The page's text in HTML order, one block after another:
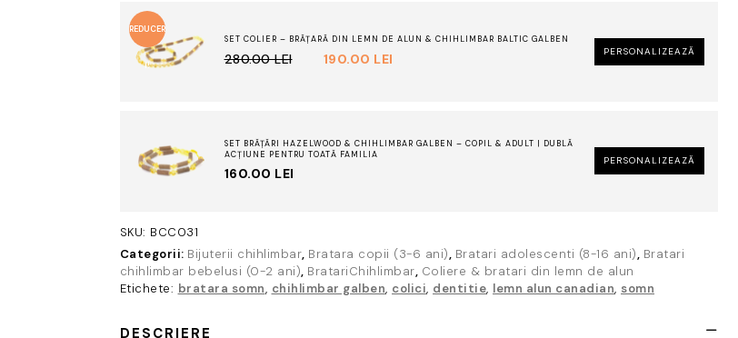
SET COLIER – BRĂȚARĂ DIN LEMN DE ALUN & CHIHLIMBAR BALTIC GALBEN
REDUCER
I! 280.00LEI
PREȚUL
280.00 LEI.
190.00 LEI
PREȚUL
PERSONALIZEAZĂ
SET BRĂȚĂRI HAZELWOOD & CHIHLIMBAR GALBEN – COPIL & ADULT | DUBLĂ
ACȚIUNE PENTRU TOATĂ FAMILIA
160.00 LEI
PERSONALIZEAZĂ
SKU: BCC031
Categorii: Bijuterii chihlimbar, Bratara copii (3-6 ani), Bratari adolescenti (8-16 ani), Bratari
chihlimbar bebelusi (0-2 ani), BratariChihlimbar, Coliere & bratari din lemn de alun
Etichete: bratara somn, chihlimbar galben, colici, dentitie, lemn alun canadian, somn
DESCRIERE